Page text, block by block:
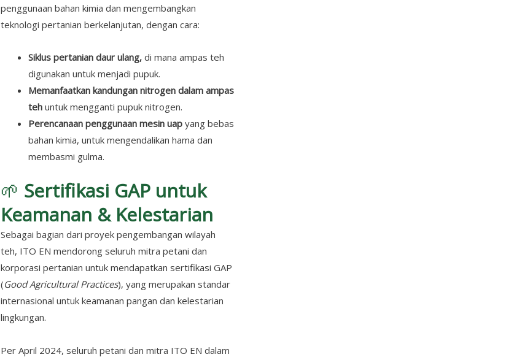
penggunaan bahan kimia dan mengembangkan
teknologi pertanian berkelanjutan, dengan cara:
Siklus pertanian daur ulang,di mana ampas teh
digunakan untuk menjadi pupuk.
Memanfaatkan kandungan nitrogen dalam ampas
tehuntuk mengganti pupuk nitrogen.
Perencanaan penggunaan mesin uapyang bebas
bahan kimia, untuk mengendalikan hama dan
membasmi gulma.
🌱 Sertifikasi GAP untuk
Keamanan & Kelestarian
Sebagai bagian dari proyek pengembangan wilayah
teh, ITO EN mendorong seluruh mitra petani dan
korporasi pertanian untuk mendapatkan sertifikasi GAP
(Good Agricultural Practices), yang merupakan standar
internasional untuk keamanan pangan dan kelestarian
lingkungan.
Per April 2024, seluruh petani dan mitra ITO EN dalam